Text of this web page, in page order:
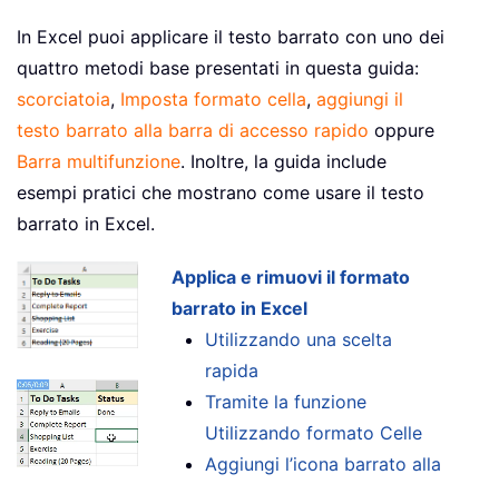
In Excel puoi applicare il testo barrato con uno dei
quattro metodi base presentati in questa guida:
scorciatoia, Imposta formato cella, aggiungi il
testo barrato alla barra di accesso rapido oppure
Barra multifunzione. Inoltre, la guida include
esempi pratici che mostrano come usare il testo
barrato in Excel.
Applica e rimuovi il formato
barrato in Excel
Utilizzando una scelta
rapida
Tramite la funzione
Utilizzando formato Celle
Aggiungi l’icona barrato alla